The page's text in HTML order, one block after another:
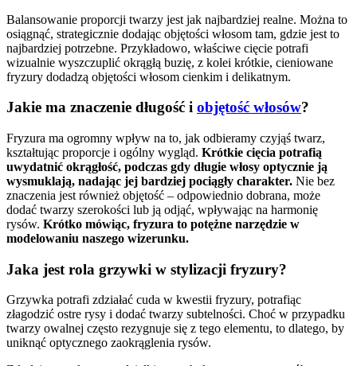
Balansowanie proporcji twarzy jest jak najbardziej realne. Można to
osiągnąć, strategicznie dodając objętości włosom tam, gdzie jest to
najbardziej potrzebne. Przykładowo, właściwe cięcie potrafi
wizualnie wyszczuplić okrągłą buzię, z kolei krótkie, cieniowane
fryzury dodadzą objętości włosom cienkim i delikatnym.
Jakie ma znaczenie długość i objętość włosów?
Fryzura ma ogromny wpływ na to, jak odbieramy czyjąś twarz,
kształtując proporcje i ogólny wygląd. Krótkie cięcia potrafią
uwydatnić okrągłość, podczas gdy długie włosy optycznie ją
wysmuklają, nadając jej bardziej pociągły charakter. Nie bez
znaczenia jest również objętość – odpowiednio dobrana, może
dodać twarzy szerokości lub ją odjąć, wpływając na harmonię
rysów. Krótko mówiąc, fryzura to potężne narzędzie w
modelowaniu naszego wizerunku.
Jaka jest rola grzywki w stylizacji fryzury?
Grzywka potrafi zdziałać cuda w kwestii fryzury, potrafiąc
złagodzić ostre rysy i dodać twarzy subtelności. Choć w przypadku
twarzy owalnej często rezygnuje się z tego elementu, to dlatego, by
uniknąć optycznego zaokrąglenia rysów.